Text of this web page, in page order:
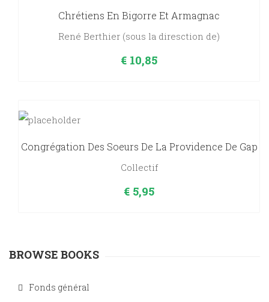
Chrétiens En Bigorre Et Armagnac
René Berthier (sous la diresction de)
€ 10,85
Congrégation Des Soeurs De La Providence De Gap
Collectif
€ 5,95
BROWSE BOOKS
Fonds général